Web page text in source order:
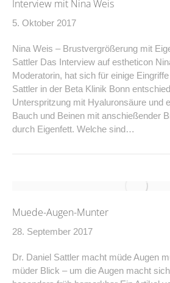
Interview mit Nina Weis
5. Oktober 2017
Nina Weis – Brustvergrößerung mit
Sattler Das Interview auf estheticon
Moderatorin, hat sich für einige
Sattler in der Beta Klinik Bonn
Unterspritzung mit Hyaluronsäure und
Bauch und Beinen mit anschießender
durch Eigenfett. Welche sind…
Muede-Augen-Munter
28. September 2017
Dr. Daniel Sattler macht müde Augen
müder Blick – um die Augen macht